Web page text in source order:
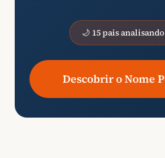
🌙 15 pais
Descobrir o Nome